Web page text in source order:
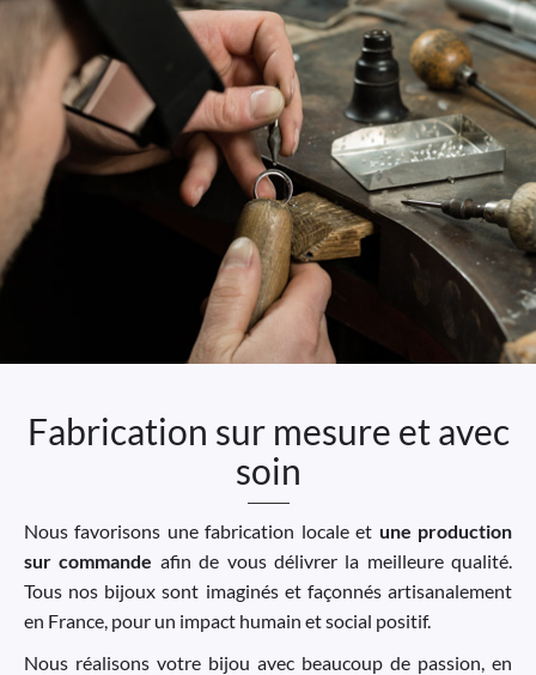
Fabrication sur mesure et avec
soin
Nous favorisons une fabrication locale et une production
sur commande afin de vous délivrer la meilleure qualité.
Tous nos bijoux sont imaginés et façonnés artisanalement
en France, pour un impact humain et social positif.
Nous réalisons votre bijou avec beaucoup de passion, en